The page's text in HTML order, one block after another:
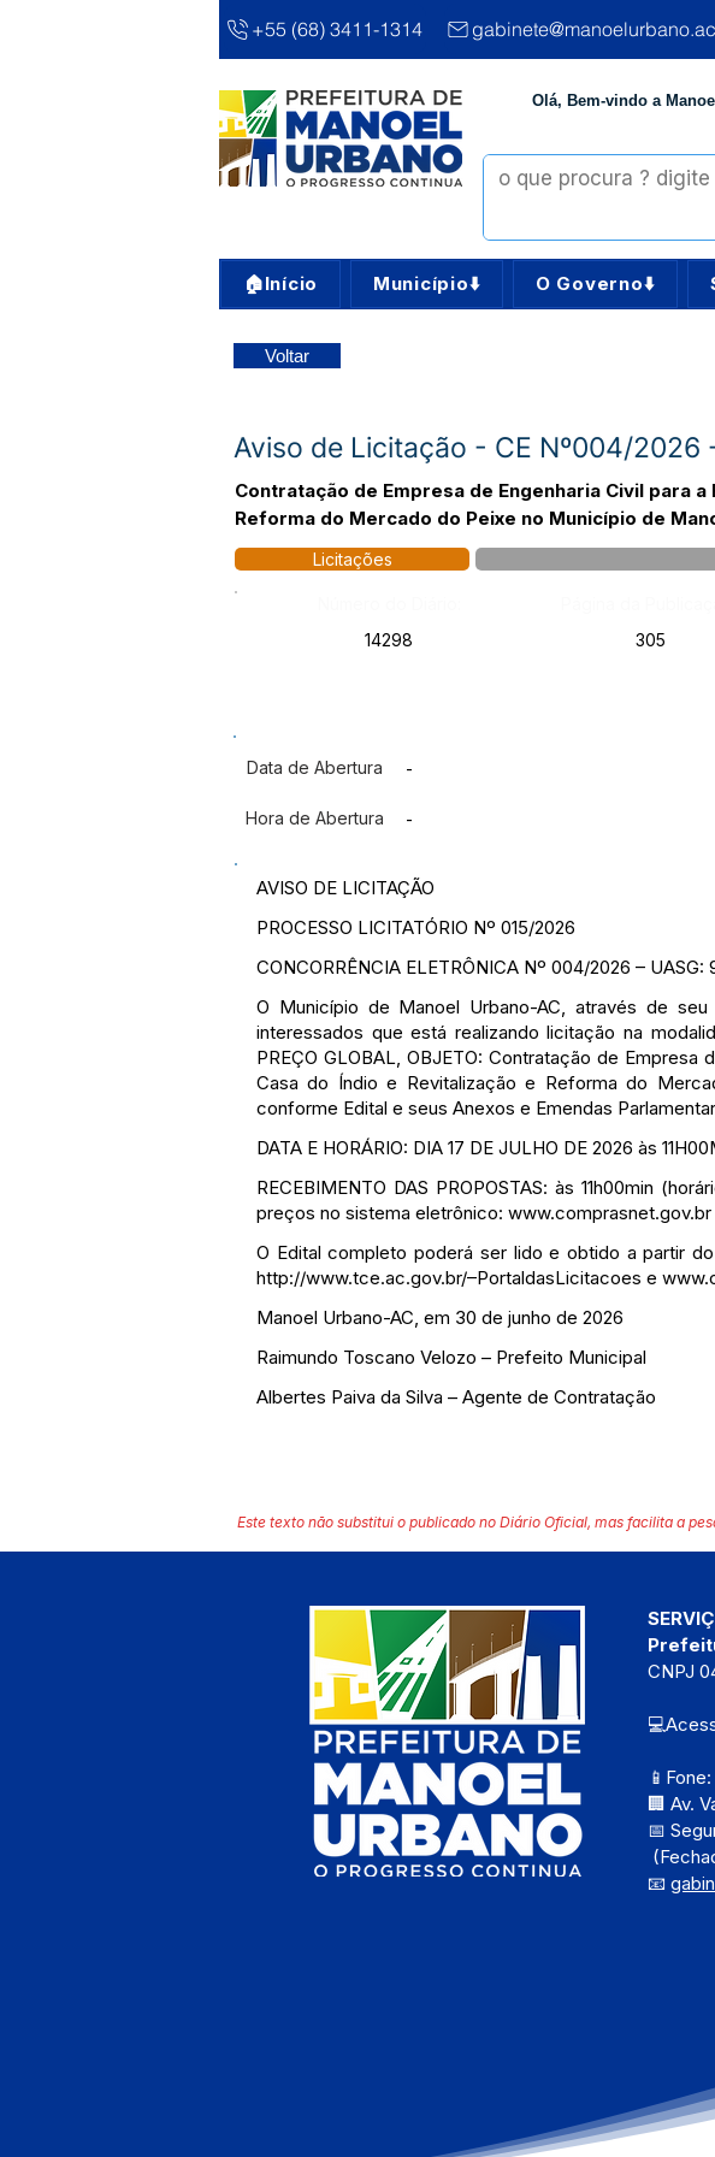
+55 (68) 3411-1314
Olá, Bem-vindo a
🏠Início Município⬇️ O Governo⬇️
Voltar
Aviso de Licitação - CE Nº004/2026
Contratação de Empresa de Engenharia Civil para
Reforma do Mercado do Peixe no Município de
Licitações
14298
305
Data de Abertura -
Hora de Abertura -
AVISO DE LICITAÇÃO
PROCESSO LICITATÓRIO Nº 015/2026
CONCORRÊNCIA ELETRÔNICA Nº 004/2026 – UASG:
O Município de Manoel Urbano-AC, através de
interessados que está realizando licitação na
PREÇO GLOBAL, OBJETO: Contratação de
Casa do Índio e Revitalização e Reforma do
conforme Edital e seus Anexos e Emendas
DATA E HORÁRIO: DIA 17 DE JULHO DE 2026 às
RECEBIMENTO DAS PROPOSTAS: às 11h00min
preços no sistema eletrônico: www.comprasnet.gov.br
O Edital completo poderá ser lido e obtido a partir
http://www.tce.ac.gov.br/–PortaldasLicitacoes e
Manoel Urbano-AC, em 30 de junho de 2026
Raimundo Toscano Velozo – Prefeito Municipal
Albertes Paiva da Silva – Agente de Contratação
Este texto não substitui o publicado no Diário Oficial, mas facilita a
CNPJ
🏢 Av.
📅
📧